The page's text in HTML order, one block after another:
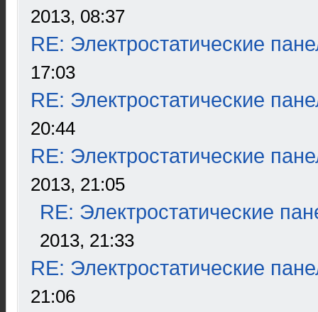
2013, 08:37
RE: Электростатические
17:03
RE: Электростатические
20:44
RE: Электростатические
2013, 21:05
RE: Электростатические
2013, 21:33
RE: Электростатические
21:06